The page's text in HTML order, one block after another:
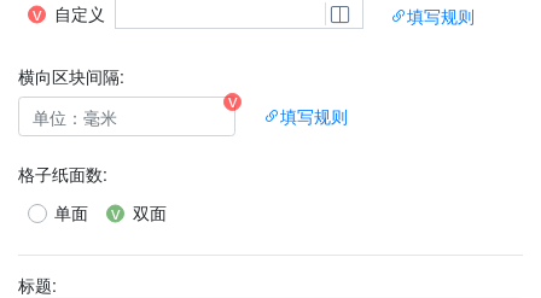
自定义
填写规则
横向区块间隔:
填写规则
格子纸面数:
单面
双面
标题: